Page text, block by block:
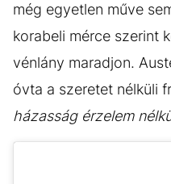
még egyetlen műve
korabeli mérce szerint
vénlány maradjon.
óvta a szeretet nélküli
házasság érzelem